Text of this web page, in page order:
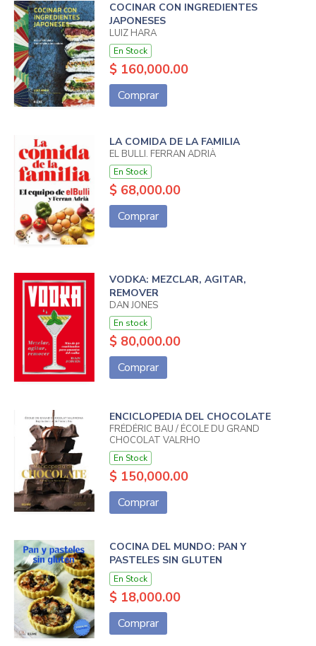
COCINAR CON INGREDIENTES
JAPONESES
LUIZ HARA
En Stock
$ 160,000.00
Comprar
LA COMIDA DE LA FAMILIA
EL BULLI. FERRAN ADRIÀ
En Stock
$ 68,000.00
Comprar
VODKA: MEZCLAR, AGITAR,
REMOVER
DAN JONES
En stock
$ 80,000.00
Comprar
ENCICLOPEDIA DEL CHOCOLATE
FRÉDÉRIC BAU / ÉCOLE DU GRAND
CHOCOLAT VALRHO
En Stock
$ 150,000.00
Comprar
COCINA DEL MUNDO: PAN Y
PASTELES SIN GLUTEN
En Stock
$ 18,000.00
Comprar